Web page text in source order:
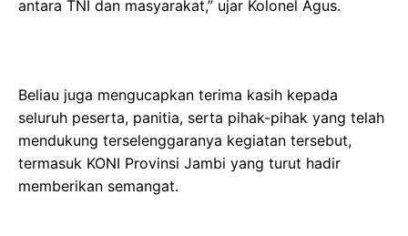
antara TNI dan masyarakat,” ujar Kolonel Agus.
Beliau juga mengucapkan terima kasih kepada
seluruh peserta, panitia, serta pihak-pihak yang telah
mendukung terselenggaranya kegiatan tersebut,
termasuk KONI Provinsi Jambi yang turut hadir
memberikan semangat.